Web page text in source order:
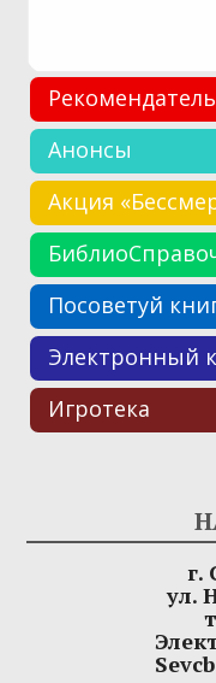
Анонсы
Акция
Посоветуй
Электронный
Игротека
г.
ул.